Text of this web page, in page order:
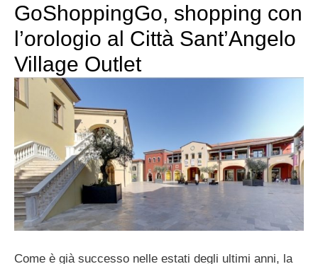
GoShoppingGo, shopping con
l’orologio al Città Sant’Angelo
Village Outlet
Come è già successo nelle estati degli ultimi anni, la